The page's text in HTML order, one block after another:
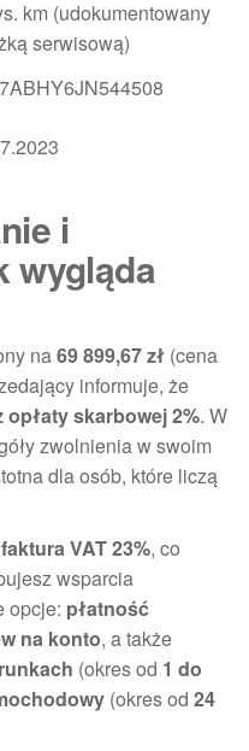
km (udokumentowany
serwisową)
i
wygląda
na69 899,67 zł (cena
informuje, że
skarbowej 2%. W
zwolnienia w swoim
dla osób, które liczą
faktura VAT 23%, co
wsparcia
opcje: płatność
na konto, a także
(okres od 1 do
(okres od 24